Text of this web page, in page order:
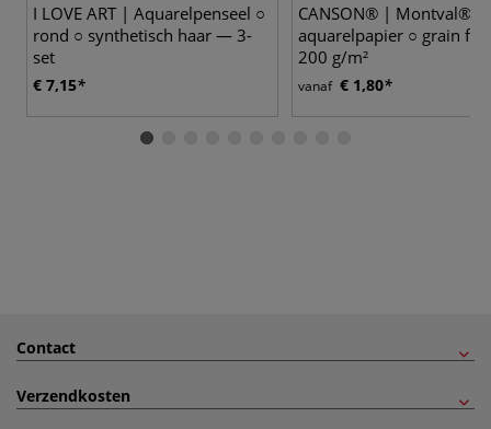
I LOVE ART | Aquarelpenseel ○
rond ○ synthetisch haar — 3-
set
€ 7,15
CANSON® | Montval®
aquarelpapier ○ grain
200 g/m²
vanaf € 1,80
Contact
Verzendkosten